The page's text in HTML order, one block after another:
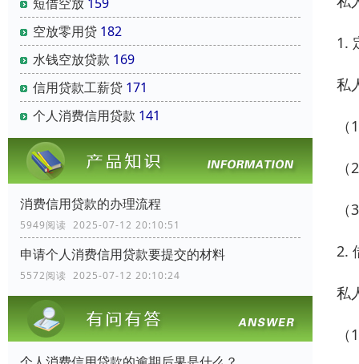
空放零用贷 182
水钱空放贷款 169
信用贷款工薪贷 171
个人消费信用贷款 141
消费信用贷款的办理流程
5949阅读 2025-07-12 20:10:51
申请个人消费信用贷款要提交的材料
5572阅读 2025-07-12 20:10:24
1.
私
2.
私